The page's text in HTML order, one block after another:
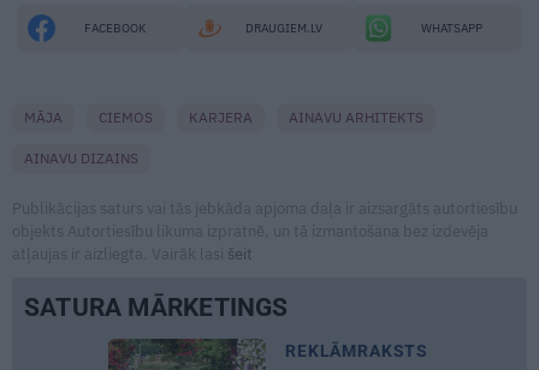
FACEBOOK DRAUGIEM.LV WHATSAPP
MĀJA CIEMOS KARJERA AINAVU ARHITEKTS
AINAVU DIZAINS
Publikācijas saturs vai tās jebkāda apjoma daļa ir aizsargāts autortiesību
objekts Autortiesību likuma izpratnē, un tā izmantošana bez izdevēja
atļaujas ir aizliegta. Vairāk lasi šeit
SATURA MĀRKETINGS
REKLĀMRAKSTS